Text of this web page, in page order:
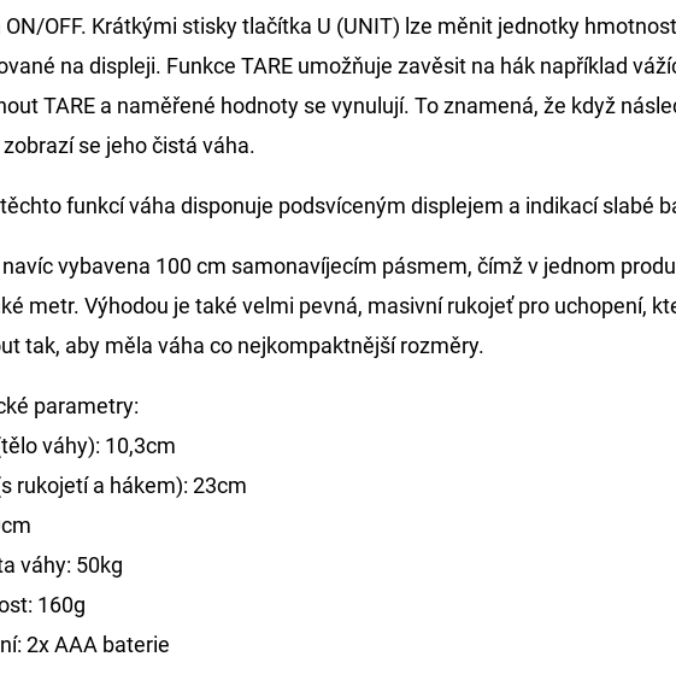
OFF. Krátkými stisky tlačítka U (UNIT) lze měnit jednotky
na displeji. Funkce TARE umožňuje zavěsit na hák například
TARE a naměřené hodnoty se vynulují. To znamená, že když
se jeho čistá váha.
funkcí váha disponuje podsvíceným displejem a indikací slabé
navíc vybavena 100 cm samonavíjecím pásmem, čímž v jednom
metr. Výhodou je také velmi pevná, masivní rukojeť pro uchopení,
tak, aby měla váha co nejkompaktnější rozměry.
parametry:
váhy): 10,3cm
rukojetí a hákem): 23cm
váhy: 50kg
160g
2x AAA baterie